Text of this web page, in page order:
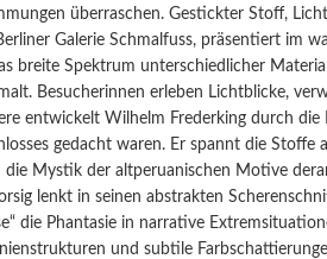
überraschen. Gestickter Stoff,
Galerie Schmalfuss, präsentiert im
breite Spektrum unterschiedlicher
Besucherinnen erleben Lichtblicke,
entwickelt Wilhelm Frederking durch
gedacht waren. Er spannt die Stoffe
Mystik der altperuanischen Motive
lenkt in seinen abstrakten
die Phantasie in narrative
und subtile